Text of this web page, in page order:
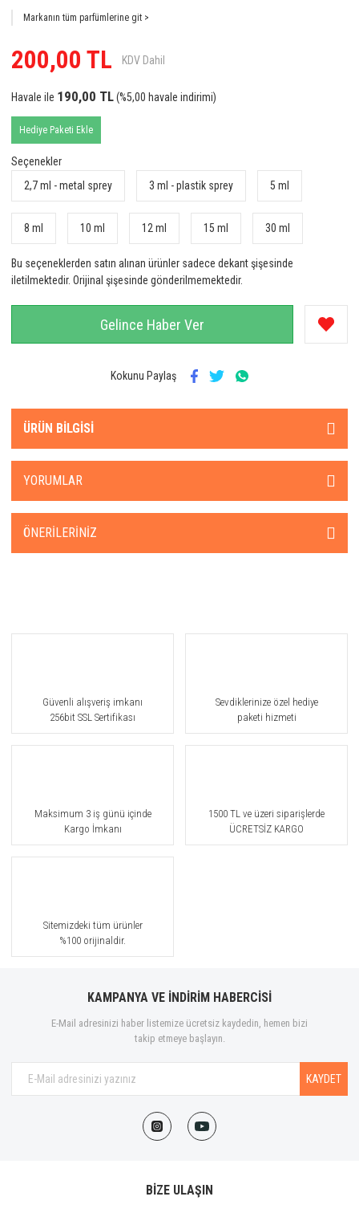
Markanın tüm parfümlerine git >
200,00 TL KDV Dahil
Havale ile 190,00 TL(%5,00 havale indirimi)
Hediye Paketi Ekle
Seçenekler
2,7 ml - metal sprey
3 ml - plastik sprey 5 ml
8 ml 10 ml 12 ml 15 ml 30 ml
Bu seçeneklerden satın alınan ürünler sadece dekant şişesinde
iletilmektedir. Orijinal şişesinde gönderilmemektedir.
Gelince Haber Ver
Kokunu Paylaş
ÜRÜN BILGISI
YORUMLAR
ÖNERILERINIZ
Güvenli alışveriş imkanı
256bit SSL Sertifikası
Sevdiklerinize özel hediye
paketi hizmeti
Maksimum 3 iş günü içinde
Kargo İmkanı
1500 TL ve üzeri siparişlerde
ÜCRETSİZ KARGO
Sitemizdeki tüm ürünler
%100 orijinaldir.
KAMPANYA VE İNDİRİM HABERCİSİ
E-Mail adresinizi haber listemize ücretsiz kaydedin, hemen bizi
takip etmeye başlayın.
KAYDET
BİZE ULAŞIN